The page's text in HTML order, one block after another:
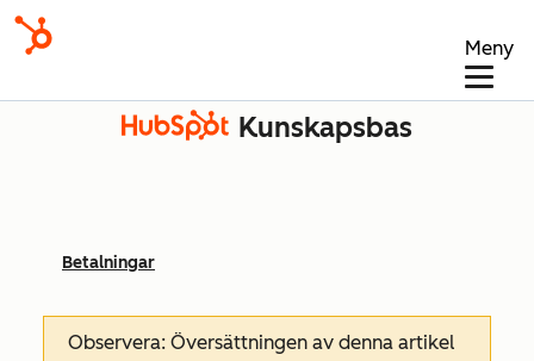
Meny
Kunskapsbas
Betalningar
Observera: Översättningen av denna artikel